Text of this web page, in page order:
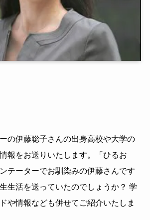
の伊藤聡子さんの出身高校や大学の
報をお送りいたします。「ひるお
テーターでお馴染みの伊藤さんです
生活を送っていたのでしょうか？ 学
や情報なども併せてご紹介いたしま